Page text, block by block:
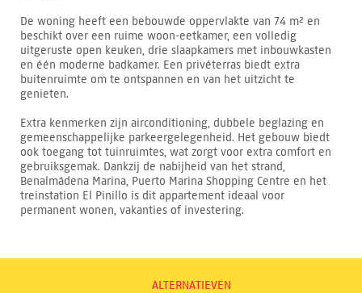
De woning heeft een bebouwde oppervlakte van 74 m² en
beschikt over een ruime woon-eetkamer, een volledig
uitgeruste open keuken, drie slaapkamers met inbouwkasten
en één moderne badkamer. Een privéterras biedt extra
buitenruimte om te ontspannen en van het uitzicht te
genieten.
Extra kenmerken zijn airconditioning, dubbele beglazing en
gemeenschappelijke parkeergelegenheid. Het gebouw biedt
ook toegang tot tuinruimtes, wat zorgt voor extra comfort en
gebruiksgemak. Dankzij de nabijheid van het strand,
Benalmádena Marina, Puerto Marina Shopping Centre en het
treinstation El Pinillo is dit appartement ideaal voor
permanent wonen, vakanties of investering.
ALTERNATIEVEN